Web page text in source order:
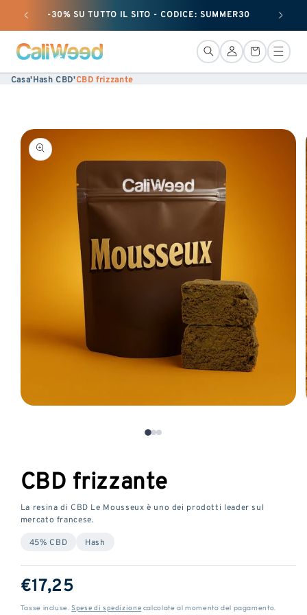
Ignorare
e
passare
al
contenuto
-30% SU TUTTO IL SITO - CODICE: SUMMER30 + 25
Connessione
Cestino
Casa'Hash CBD'CBD frizzante
Vai alle
informazioni
prodotto
una
finestra
modale
CBD frizzante
La resina di CBD Le Mousseux è uno dei prodotti leader sul
mercato francese.
45% CBD
Hash
Prezzo
normale
€17,25
Tasse incluse.Spese di spedizione calcolate al momento del pagamento.